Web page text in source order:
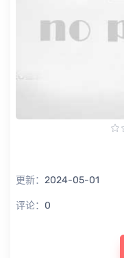
更新： 2024-05-01
评论： 0